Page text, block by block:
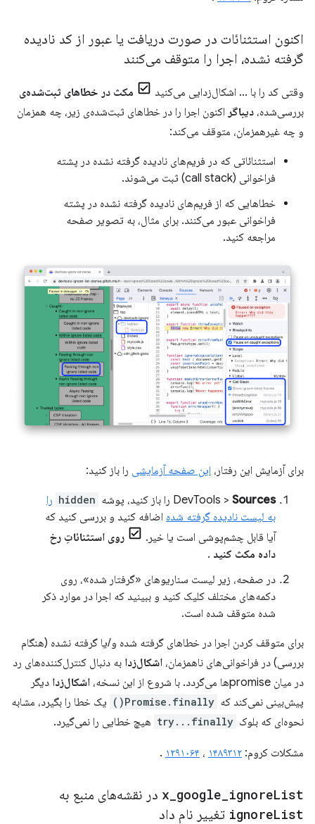
اکنون استثنائات در صورت دریافت یا عبور از کد نادیده
گرفته نشده، اجرا را متوقف می‌کنند
وقتی کد را با ... اشکال‌زدایی می‌کنید
مکث در خطاهای ثبت‌شده‌ی
بررسی‌شده، دیباگر اکنون اجرا را در خطاهای ثبت‌شده‌ی زیر، چه همزمان
و چه غیرهمزمان، متوقف می‌کند:
استثنائاتی که در فریم‌های نادیده گرفته نشده در پشته
فراخوانی (call stack) ثبت می‌شوند.
خطاهایی که از فریم‌های نادیده گرفته نشده در پشته
فراخوانی عبور می‌کنند. برای مثال، به تصویر صفحه
مراجعه کنید.
برای آزمایش این رفتار، این صفحه آزمایشی را باز کنید:
DevTools > Sources را باز کنید، پوشه hidden را
به لیست نادیده گرفته شده اضافه کنید و بررسی کنید که
آیا قابل چشم‌پوشی است یا خیر.
روی استثنائاتِ رخ
داده مکث کنید .
در صفحه، زیر لیست سناریوهای «گرفتار شده»، روی
دکمه‌های مختلف کلیک کنید و ببینید که اجرا در موارد ذکر
شده متوقف شده است.
برای متوقف کردن اجرا در خطاهای گرفته شده و/یا گرفته نشده (هنگام
بررسی) در فراخوانی‌های ناهمزمان، اشکال‌زدا به دنبال کنترل‌کننده‌های رد
در میان promiseها می‌گردد. با شروع از این نسخه،
اشکال‌زدا دیگر
پیش‌بینی نمی‌کند که Promise.finally()
یک خطا را بگیرد، مشابه
نحوه‌ای که بلوک try...finally هیچ خطایی را نمی‌گیرد.
مشکلات کروم: ۱۴۸۹۳۱۲ ، ۱۲۹۱۰۶۴ .
x google ignoreList در نقشه‌های منبع به
ignoreList تغییر نام داد